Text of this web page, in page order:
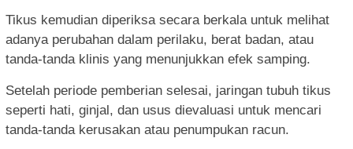
Tikus kemudian diperiksa secara berkala untuk melihat
adanya perubahan dalam perilaku, berat badan, atau
tanda-tanda klinis yang menunjukkan efek samping.
Setelah periode pemberian selesai, jaringan tubuh tikus
seperti hati, ginjal, dan usus dievaluasi untuk mencari
tanda-tanda kerusakan atau penumpukan racun.